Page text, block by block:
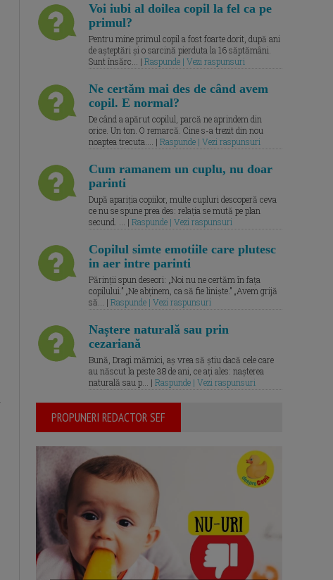
Voi iubi al doilea copil la fel ca pe
primul?
Pentru mine primul copil a fost foarte dorit, după ani
de așteptări și o sarcină pierduta la 16 săptămâni.
Sunt însărc... | Raspunde | Vezi raspunsuri
Ne certăm mai des de când avem
copil. E normal?
De când a apărut copilul, parcă ne aprindem din
orice. Un ton. O remarcă. Cine s-a trezit din nou
noaptea trecuta.... | Raspunde | Vezi raspunsuri
Cum ramanem un cuplu, nu doar
parinti
După apariția copiilor, multe cupluri descoperă ceva
ce nu se spune prea des: relația se mută pe plan
secund. ... | Raspunde | Vezi raspunsuri
Copilul simte emotiile care plutesc
in aer intre parinti
Părinții spun deseori: „Noi nu ne certăm în fața
copilului.” „Ne abținem, ca să fie liniște.” „Avem grijă
să... | Raspunde | Vezi raspunsuri
Naștere naturală sau prin
cezariană
Bună, Dragi mămici, aș vrea să știu dacă cele care
au născut la peste 38 de ani, ce ați ales: nașterea
naturală sau p... | Raspunde | Vezi raspunsuri
PROPUNERI REDACTOR SEF